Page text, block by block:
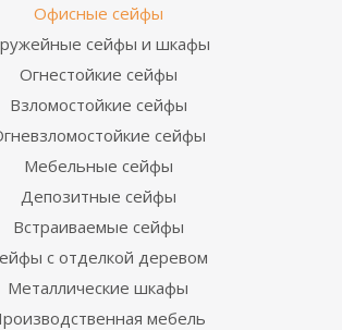
Офисные сейфы
сейфы и шкафы
Огнестойкие сейфы
Взломостойкие сейфы
сейфы
Мебельные сейфы
Депозитные сейфы
Встраиваемые сейфы
с отделкой деревом
Металлические шкафы
мебель